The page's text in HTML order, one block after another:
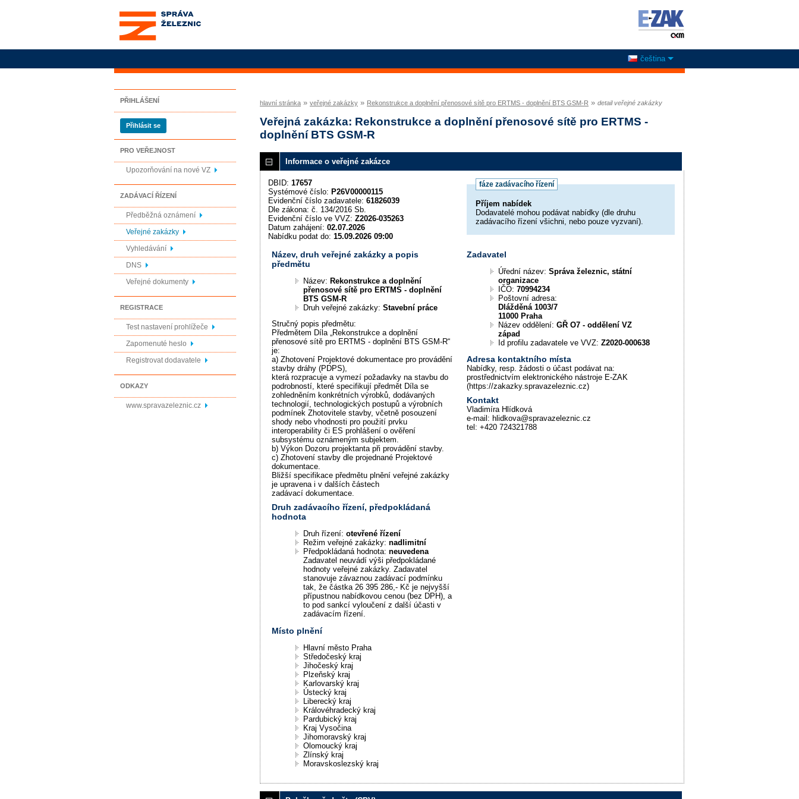
Správa železnic, státní
organizace
čeština
PŘIHLÁŠENÍ
Přihlásit se
PRO VEŘEJNOST
Upozorňování na nové VZ
ZADÁVACÍ ŘÍZENÍ
Předběžná oznámení
Veřejné zakázky
Vyhledávání
DNS
Veřejné dokumenty
REGISTRACE
Test nastavení prohlížeče
Zapomenuté heslo
Registrovat dodavatele
ODKAZY
www.spravazeleznic.cz
hlavní stránka » veřejné zakázky » Rekonstrukce a doplnění přenosové sítě pro ERTMS - doplnění BTS GSM-R » detail veřejné zakázky
Veřejná zakázka: Rekonstrukce a doplnění přenosové sítě pro ERTMS -
doplnění BTS GSM-R
Informace o veřejné zakázce
fáze zadávacího řízení
Příjem nabídek
Dodavatelé mohou podávat nabídky (dle druhu
zadávacího řízení všichni, nebo pouze vyzvaní).
DBID: 17657
Systémové číslo: P26V00000115
Evidenční číslo zadavatele: 61826039
Dle zákona: č. 134/2016 Sb.
Evidenční číslo ve VVZ: Z2026-035263
Datum zahájení: 02.07.2026
Nabídku podat do: 15.09.2026 09:00
Název, druh veřejné zakázky a popis
předmětu
Název:Rekonstrukce a doplnění
přenosové sítě pro ERTMS - doplnění
BTS GSM-R
Druh veřejné zakázky:Stavební práce
Stručný popis předmětu:
Předmětem Díla „Rekonstrukce a doplnění
přenosové sítě pro ERTMS - doplnění BTS GSM-R“
je:
a) Zhotovení Projektové dokumentace pro provádění
stavby dráhy (PDPS),
která rozpracuje a vymezí požadavky na stavbu do
podrobností, které specifikují předmět Díla se
zohledněním konkrétních výrobků, dodávaných
technologií, technologických postupů a výrobních
podmínek Zhotovitele stavby, včetně posouzení
shody nebo vhodnosti pro použití prvku
interoperability či ES prohlášení o ověření
subsystému oznámeným subjektem.
b) Výkon Dozoru projektanta při provádění stavby.
c) Zhotovení stavby dle projednané Projektové
dokumentace.
Bližší specifikace předmětu plnění veřejné zakázky
je upravena i v dalších částech
zadávací dokumentace.
Druh zadávacího řízení, předpokládaná
hodnota
Druh řízení:otevřené řízení
Režim veřejné zakázky:nadlimitní
Předpokládaná hodnota:neuvedena
Zadavatel neuvádí výši předpokládané
hodnoty veřejné zakázky. Zadavatel
stanovuje závaznou zadávací podmínku
tak, že částka 26 395 286,- Kč je nejvyšší
přípustnou nabídkovou cenou (bez DPH), a
to pod sankcí vyloučení z další účasti v
zadávacím řízení.
Místo plnění
Hlavní město Praha
Středočeský kraj
Jihočeský kraj
Plzeňský kraj
Karlovarský kraj
Ústecký kraj
Liberecký kraj
Královéhradecký kraj
Pardubický kraj
Kraj Vysočina
Jihomoravský kraj
Olomoucký kraj
Zlínský kraj
Moravskoslezský kraj
Zadavatel
Úřední název:Správa železnic, státní
organizace
IČO:70994234
Poštovní adresa:
Dlážděná 1003/7
11000 Praha
Název oddělení:GŘ O7 - oddělení VZ
západ
Id profilu zadavatele ve VVZ:Z2020-000638
Adresa kontaktního místa
Nabídky, resp. žádosti o účast podávat na:
prostřednictvím elektronického nástroje E-ZAK
(https://zakazky.spravazeleznic.cz)
Kontakt
Vladimíra Hlídková
e-mail: hlidkova@spravazeleznic.cz
tel: +420 724321788